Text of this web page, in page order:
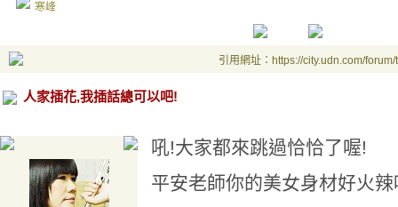
寒峰
引用網址：https://city.udn.com/
人家插花,我插話總可以吧!
吼!大家都來跳過恰恰了喔!
平安老師你的美女身材好火